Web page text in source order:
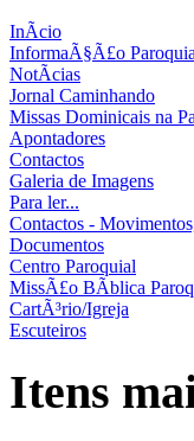
InÃ­cio
InformaÃ§Ã£o
NotÃ­cias
Jornal Caminhando
Missas Dominicais na
Apontadores
Contactos
Galeria de Imagens
Para ler...
Contactos -
Documentos
Centro Paroquial
MissÃ£o BÃ­blica
CartÃ³rio/Igreja
Escuteiros
Itens